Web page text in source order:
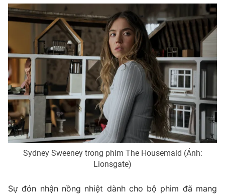
VTV4 Vươn mình bằng AI
VTV9 VTV8
Liên hệ tòa soạn English
THỜI BÁO VTV
Sydney Sweeney trong phim The Housemaid (Ảnh:
Lionsgate)
Sự đón nhận nồng nhiệt dành cho bộ phim đã mang